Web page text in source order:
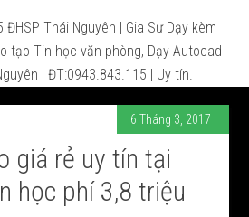
Thái Nguyên | Gia Sư Dạy kèm
tạo Tin học văn phòng, Dạy Autocad
| ĐT:0943.843.115 | Uy tín.
6 Tháng 3, 2017
giá rẻ uy tín tại
học phí 3,8 triệu